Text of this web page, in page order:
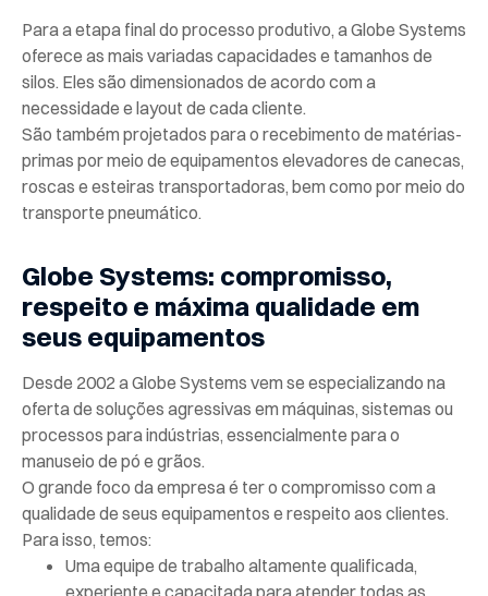
Para a etapa final do processo produtivo, a Globe Systems
oferece as mais variadas capacidades e tamanhos de
silos. Eles são dimensionados de acordo com a
necessidade e layout de cada cliente.
São também projetados para o recebimento de matérias-
primas por meio de equipamentos elevadores de canecas,
roscas e esteiras transportadoras, bem como por meio do
transporte pneumático.
Globe Systems: compromisso,
respeito e máxima qualidade em
seus equipamentos
Desde 2002 a Globe Systems vem se especializando na
oferta de soluções agressivas em máquinas, sistemas ou
processos para indústrias, essencialmente para o
manuseio de pó e grãos.
O grande foco da empresa é ter o compromisso com a
qualidade de seus equipamentos e respeito aos clientes.
Para isso, temos:
Uma equipe de trabalho altamente qualificada,
experiente e capacitada para atender todas as